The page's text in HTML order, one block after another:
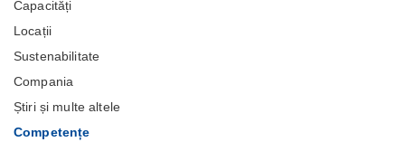
Capacități
Locații
Sustenabilitate
Compania
Știri și multe altele
Competențe